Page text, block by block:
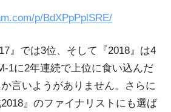
p/BdXPpPplSRE/
』では3位、そして『2018』は4
1に2年連続で上位に食い込んだ
言いようがありません。さらに
』のファイナリストにも選ば